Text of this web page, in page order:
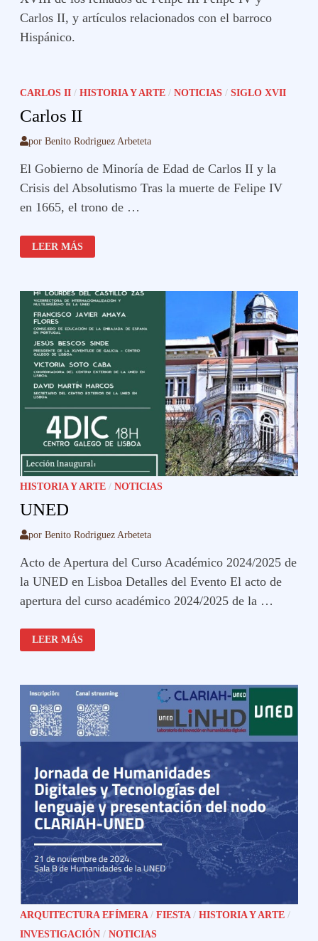
Carlos II, y artículos relacionados con el barroco
Hispánico.
CARLOS II /HISTORIA Y ARTE /NOTICIAS /SIGLO XVII
Carlos II
porBenito Rodriguez Arbeteta
El Gobierno de Minoría de Edad de Carlos II y la
Crisis del Absolutismo Tras la muerte de Felipe IV
en 1665, el trono de …
CARLOS
II
LEER MÁS
HISTORIA Y ARTE /NOTICIAS
UNED
porBenito Rodriguez Arbeteta
Acto de Apertura del Curso Académico 2024/2025 de
la UNED en Lisboa Detalles del Evento El acto de
apertura del curso académico 2024/2025 de la …
UNED
LEER MÁS
ARQUITECTURA EFÍMERA/FIESTA/HISTORIA Y ARTE /
INVESTIGACIÓN /NOTICIAS